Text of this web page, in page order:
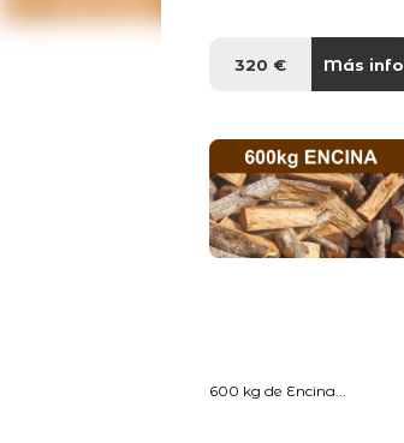
320 € Más info
600 kg de Encina...